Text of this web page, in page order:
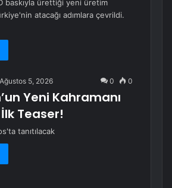
baskıyla ürettiği yeni üretim
atacağı adımlara çevrildi.
Ağustos 5, 2026 0 0
Yeni Kahramanı
Teaser!
tanıtılacak